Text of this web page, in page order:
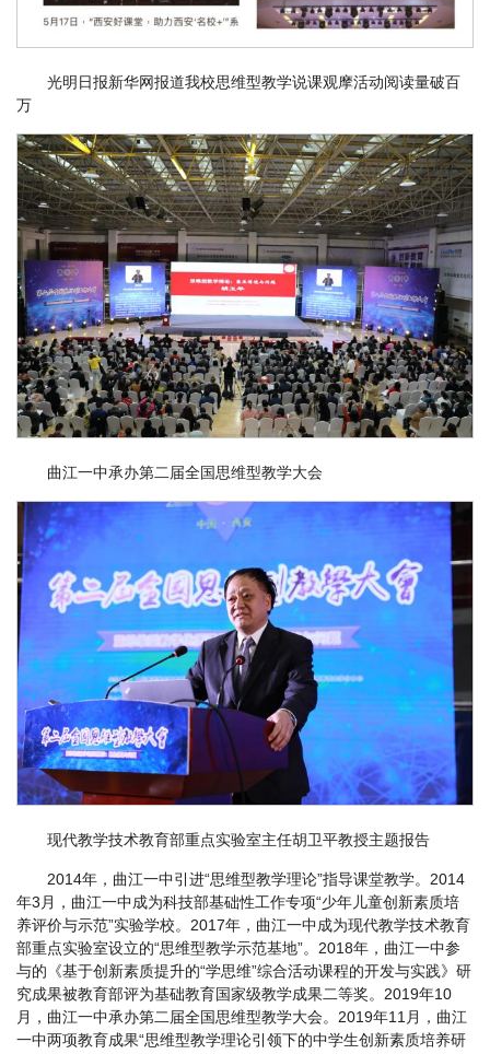
光明日报新华网报道我校思维型教学说课观摩活动阅读量破百
万
曲江一中承办第二届全国思维型教学大会
现代教学技术教育部重点实验室主任胡卫平教授主题报告
2014年，曲江一中引进“思维型教学理论”指导课堂教学。2014
年3月，曲江一中成为科技部基础性工作专项“少年儿童创新素质培
养评价与示范”实验学校。2017年，曲江一中成为现代教学技术教育
部重点实验室设立的“思维型教学示范基地”。2018年，曲江一中参
与的《基于创新素质提升的“学思维”综合活动课程的开发与实践》研
究成果被教育部评为基础教育国家级教学成果二等奖。2019年10
月，曲江一中承办第二届全国思维型教学大会。2019年11月，曲江
一中两项教育成果“思维型教学理论引领下的中学生创新素质培养研